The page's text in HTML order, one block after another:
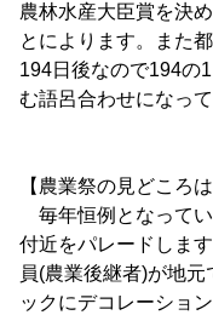
農林水産大臣賞を決
とによります。また
194日後なので194の
む語呂合わせになって
【農業祭の見どころは
毎年恒例となって
付近をパレードしま
員(農業後継者)が地
ックにデコレーショ